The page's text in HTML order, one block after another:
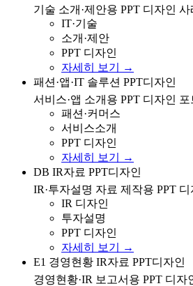
사례
기술 소개·제안용 PPT 디자인 사
IT·기술
소개·제안
PPT 디자인
자세히 보기 →
의류/패션 서비스 및 IT 솔루션·
트폴리오
패션·앱·IT 솔루션 PPT디자인
서비스·앱 소개용 PPT 디자인
패션·커머스
서비스소개
PPT 디자인
자세히 보기 →
DB 계열 IR/투자설명 자료 제작
DB IR자료 PPT디자인
IR·투자설명 자료 제작용 PPT 디
IR 디자인
투자설명
PPT 디자인
자세히 보기 →
E1 경영현황/IR 보고서용 PPT 디
E1 경영현황 IR자료 PPT디자인
경영현황·IR 보고서용 PPT 디자